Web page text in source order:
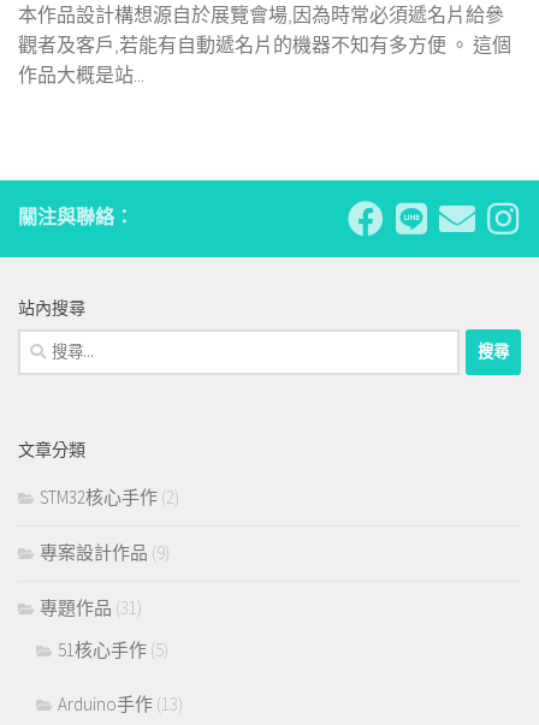
本作品設計構想源自於展覽會場,因為時常必須遞名片給參
觀者及客戶,若能有自動遞名片的機器不知有多方便 。 這個
作品大概是站...
關注與聯絡：
站內搜尋
搜
尋
字:
文章分類
STM32核心手作 (2)
專案設計作品 (9)
專題作品 (31)
51核心手作 (5)
Arduino手作 (13)